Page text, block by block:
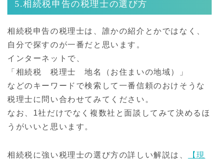
5.相続税申告の税理士の選び方
相続税申告の税理士は、誰かの紹介とかではなく、
自分で探すのが一番だと思います。
インターネットで、
「相続税 税理士 地名（お住まいの地域）」
などのキーワードで検索して一番信頼のおけそうな
税理士に問い合わせてみてください。
なお、1社だけでなく複数社と面談してみて決めるほ
うがいいと思います。
相続税に強い税理士の選び方の詳しい解説は、
【現